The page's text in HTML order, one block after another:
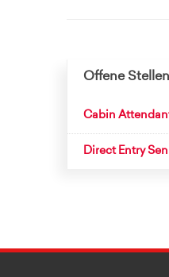
Offene Stellen
Cabin
Direct Entry